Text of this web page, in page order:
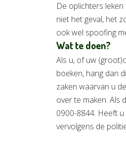
De oplichters
niet het geval, het
ook wel spoofing
Wat te doen?
Als u, of uw
boeken, hang dan
zaken waarvan u
over te maken. Als
0900-8844. Heeft
vervolgens de